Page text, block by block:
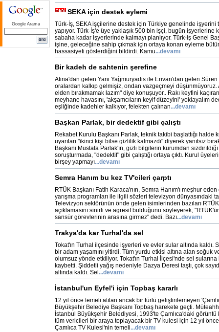
Google Arama
SEKA için destek eylemi
Türk-İş, SEKA işçilerine destek için Türkiye genelinde işyerini
yapıyor. Türk-İş'e üye yaklaşık 500 bin işçi, bugün işyerlerine
sabaha kadar işyerlerinde kalmayı planlıyor. Türk-iş Genel
işine, geleceğine sahip çıkmak için ortaya konan eyleme
hassasiyeti gösterdiğini bildirdi. Kamu...devamı
Bir kadeh de sahtenin şerefine
Atina'dan gelen Yani Yağmuryadis ile Erivan'dan gelen Süren
oralardan kalkıp gelmişiz, ondan vazgeçmeyi
elden bırakmamak lazım" diye konuşuyor.. Rakı keyfini
meyhane havasını, 'akşamcıların keyif düzeyini' yoklayalım
eşliğinde kadehler kalkıyor, felekten çalınan...devamı
Başkan Parlak, bir dedektif gibi çalıştı
Rekabet Kurulu Başkanı Parlak, teknik takibi başlattığı
uyarıları "ikinci kişi bilse gizlilik kalmazdı" diyerek yanıtsız
Başkanı Mustafa Parlak'ın, gizli bilgilerin kurumdan
soruşturmada, "dedektif" gibi çalıştığı ortaya çıktı. Kurul
birşey yapmayı...devamı
Semra Hanım bu kez TV'cileri çarptı
RTÜK Başkanı Fatih Karaca'nın, Semra Hanım'ı meşhur
yarışma programları ile ilgili sözleri televizyon dünyasındaki
Televizyon sektörünün önde gelen isimlerinden bazıları RTÜK
açıklamasını sinirli ve agresif bulduğunu söyleyerek;
sansür görevlerinin arasına girmez" dedi. Bazı...devamı
Trakya'da kar Turhal'da sel
Tokat'ın Turhal ilçesinde işyerleri ve evler sular altında kaldı.
bir adam yaşamını yitirdi. Tüm yurdu etkisi altına alan soğuk
olumsuz yönde etkiliyor. Tokat'ın Turhal İlçesi'nde sel sularına
kaybetti. Şiddetli yağış nedeniyle Dazya Deresi taştı, çok
altında kaldı. Sel ...devamı
İstanbul'un Eyfel'i için Topbaş kararlı
12 yıl önce temeli atılan ancak bir türlü geliştirilemeyen
Büyükşehir Belediye Başkanı Topbaş harekete geçti.
İstanbul Büyükşehir Belediyesi, 1993'te Çamlıca'daki
tüm vericileri bir araya toplayacak bir TV kulesi için 12 yıl
Çamlıca TV Kulesi'nin temeli...devamı